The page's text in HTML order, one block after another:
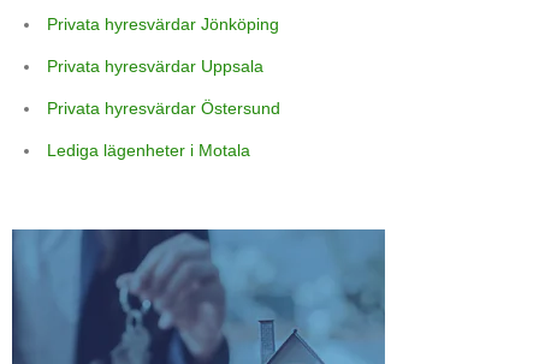
Privata hyresvärdar Jönköping
Privata hyresvärdar Uppsala
Privata hyresvärdar Östersund
Lediga lägenheter i Motala